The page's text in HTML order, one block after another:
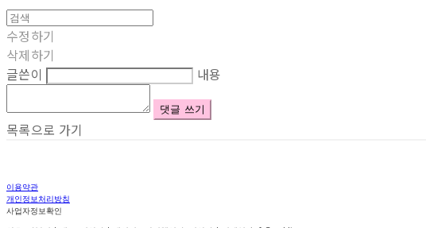
수정하기
삭제하기
글쓴이
내용
댓글 쓰기
목록으로 가기
이용약관
개인정보처리방침
사업자정보확인